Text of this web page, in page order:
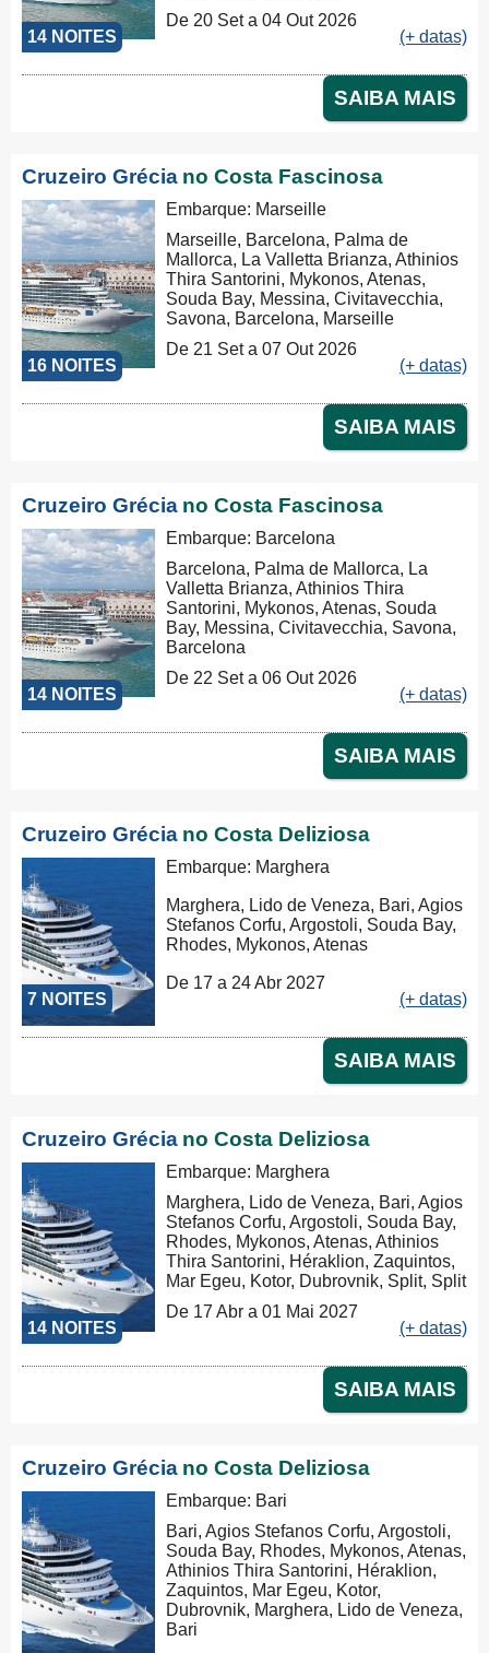
14 NOITES
De 20 Set a 04 Out 2026
(+ datas)
SAIBA MAIS
Cruzeiro Grécia no Costa Fascinosa
16 NOITES
Embarque: Marseille
Marseille, Barcelona, Palma de
Mallorca, La Valletta Brianza, Athinios
Thira Santorini, Mykonos, Atenas,
Souda Bay, Messina, Civitavecchia,
Savona, Barcelona, Marseille
De 21 Set a 07 Out 2026
(+ datas)
SAIBA MAIS
Cruzeiro Grécia no Costa Fascinosa
14 NOITES
Embarque: Barcelona
Barcelona, Palma de Mallorca, La
Valletta Brianza, Athinios Thira
Santorini, Mykonos, Atenas, Souda
Bay, Messina, Civitavecchia, Savona,
Barcelona
De 22 Set a 06 Out 2026
(+ datas)
SAIBA MAIS
Cruzeiro Grécia no Costa Deliziosa
7 NOITES
Embarque: Marghera
Marghera, Lido de Veneza, Bari, Agios
Stefanos Corfu, Argostoli, Souda Bay,
Rhodes, Mykonos, Atenas
De 17 a 24 Abr 2027
(+ datas)
SAIBA MAIS
Cruzeiro Grécia no Costa Deliziosa
14 NOITES
Embarque: Marghera
Marghera, Lido de Veneza, Bari, Agios
Stefanos Corfu, Argostoli, Souda Bay,
Rhodes, Mykonos, Atenas, Athinios
Thira Santorini, Héraklion, Zaquintos,
Mar Egeu, Kotor, Dubrovnik, Split, Split
De 17 Abr a 01 Mai 2027
(+ datas)
SAIBA MAIS
Cruzeiro Grécia no Costa Deliziosa
Embarque: Bari
Bari, Agios Stefanos Corfu, Argostoli,
Souda Bay, Rhodes, Mykonos, Atenas,
Athinios Thira Santorini, Héraklion,
Zaquintos, Mar Egeu, Kotor,
Dubrovnik, Marghera, Lido de Veneza,
Bari